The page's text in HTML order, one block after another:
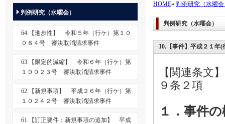
HOME» 判例研究（水曜
判例研究（水曜会）
10.【事件】平成２１年
【関連条文
９条２項
１．事件
判例研究（水曜会）
64.【進歩性】 令和５年（行ケ）第１０
０８４号 審決取消請求事件
63.【限定的減縮】 令和６年（行ケ）第
１００２３号 審決取消請求事件
62.【新規事項】 平成２６年（行ケ）第
１０２４２号 審決取消請求事件
61.【訂正要件：新規事項の追加】 平成